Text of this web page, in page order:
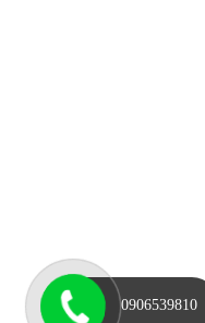
0906539810